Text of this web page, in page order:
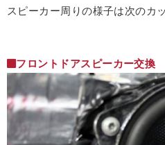
スピーカー周りの様子は次のカ
フロントドアスピーカー交換